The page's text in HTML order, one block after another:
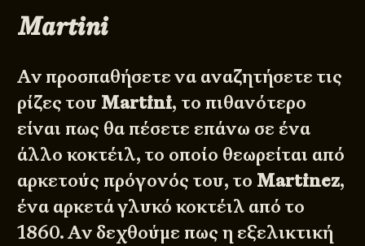
Martini
Αν προσπαθήσετε να αναζητήσετε τις
ρίζες του Martini, το πιθανότερο
είναι πως θα πέσετε επάνω σε ένα
άλλο κοκτέιλ, το οποίο θεωρείται από
αρκετούς πρόγονός του, το Martinez,
ένα αρκετά γλυκό κοκτέιλ από το
1860. Αν δεχθούμε πως η εξελικτική